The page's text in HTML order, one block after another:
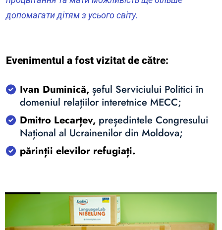
допомагати дітям з усього світу.
Evenimentul a fost vizitat de către:
Ivan Duminică, șeful Serviciului Politici în
domeniul relațiilor interetnice MECC;
Dmitro Lecarțev, președintele Congresului
Național al Ucrainenilor din Moldova;
părinții elevilor refugiați.